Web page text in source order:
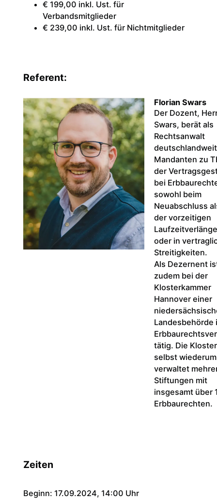
€ 199,00 inkl. Ust. für
Verbandsmitglieder
€ 239,00 inkl. Ust. für Nichtmitglieder
Referent:
Florian Swars
Der Dozent,
Swars, berät als
Rechtsanwalt
deutschlandweit
Mandanten zu
der
bei
sowohl beim
Neuabschluss
der vorzeitigen
oder in
Streitigkeiten.
Als Dezernent
zudem bei der
Klosterkammer
Hannover einer
Landesbehörde
tätig. Die
selbst wiederum
verwaltet
Stiftungen mit
insgesamt über
Erbbaurechten.
Zeiten
Beginn: 17.09.2024, 14:00 Uhr